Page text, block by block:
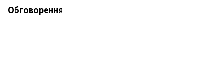
Обговорення